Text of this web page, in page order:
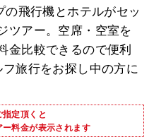
飛行機とホテルがセッ
ツアー。空席・空室を
金比較できるので便利
旅行をお探し中の方に
定頂くと
料金が表示されます